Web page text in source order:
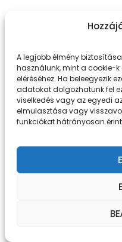
A legjobb élmény
használunk, mint a cookie-
eléréséhez. Ha beleegyezik
adatokat dolgozhatunk fel
viselkedés vagy az egyedi
elmulasztása vagy
funkciókat hátrányosan
Fiat Neked